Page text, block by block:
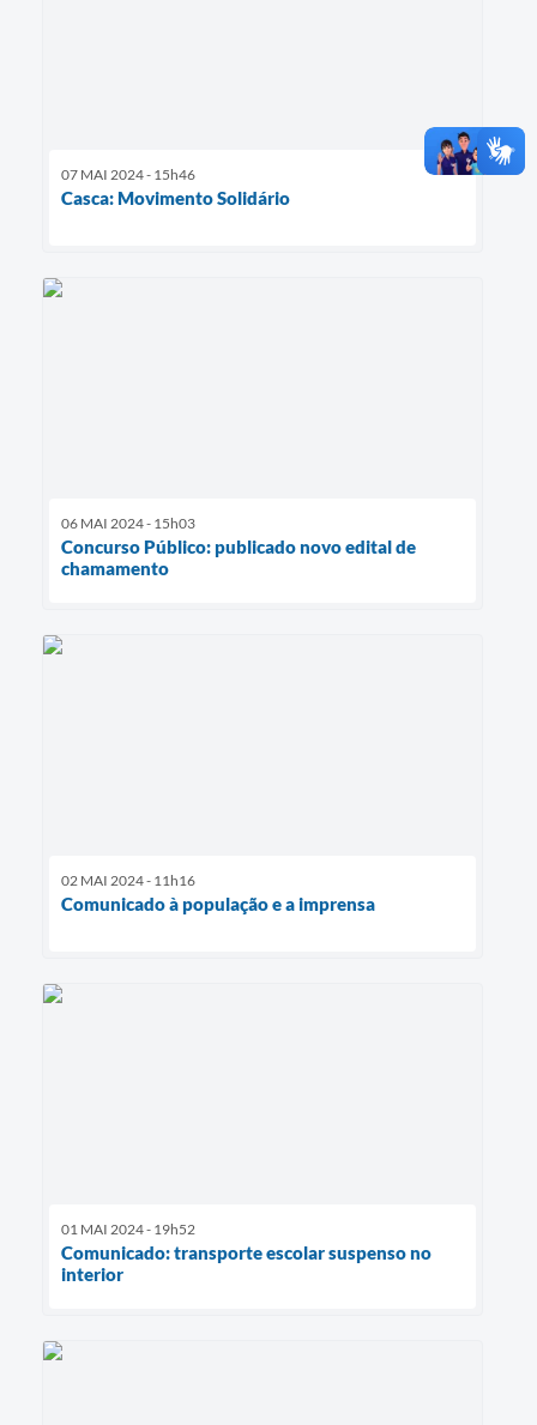
07 MAI 2024 - 15h46
Casca: Movimento Solidário
06 MAI 2024 - 15h03
Concurso Público: publicado novo edital de
chamamento
02 MAI 2024 - 11h16
Comunicado à população e a imprensa
01 MAI 2024 - 19h52
Comunicado: transporte escolar suspenso no
interior